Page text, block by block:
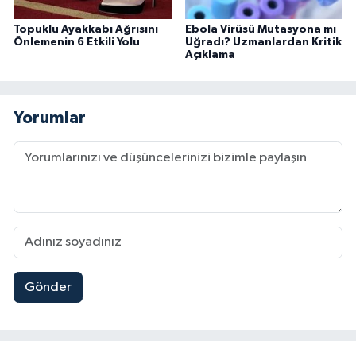
Topuklu Ayakkabı Ağrısını
Önlemenin 6 Etkili Yolu
Ebola Virüsü Mutasyona mı
Uğradı? Uzmanlardan Kritik
Açıklama
Yorumlar
Gönder